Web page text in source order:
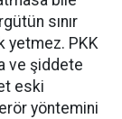
sınır
yetmez. PKK
ve şiddete
eski
yöntemini